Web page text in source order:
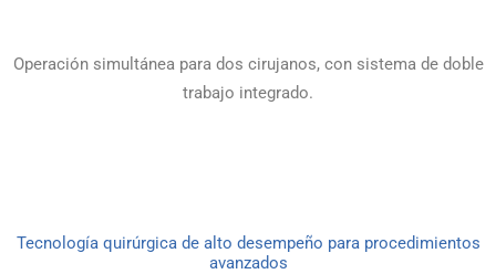
Operación simultánea para dos cirujanos, con sistema de doble
trabajo integrado.
Tecnología quirúrgica de alto desempeño para procedimientos
avanzados